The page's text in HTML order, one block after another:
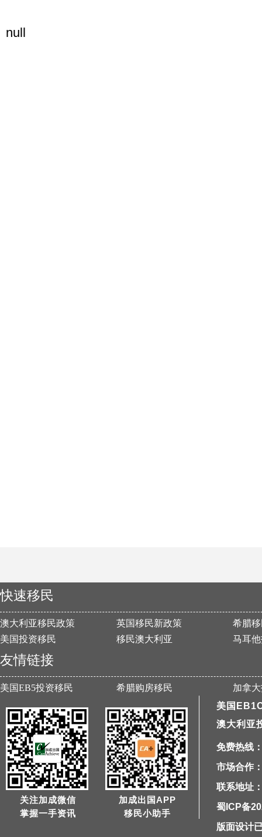
null
快速移民
澳大利亚移民政策 英国移民新政策
希腊
美国投资移民
移民澳大利亚 马耳
友情链接
美国EB5投资移民 希腊购房移民 加拿
关注加成微信
掌握一手资讯
加成出国APP
移民小助手
美国
澳大利亚
免费热线
市场合作
联系地址
蜀ICP备
版面设计